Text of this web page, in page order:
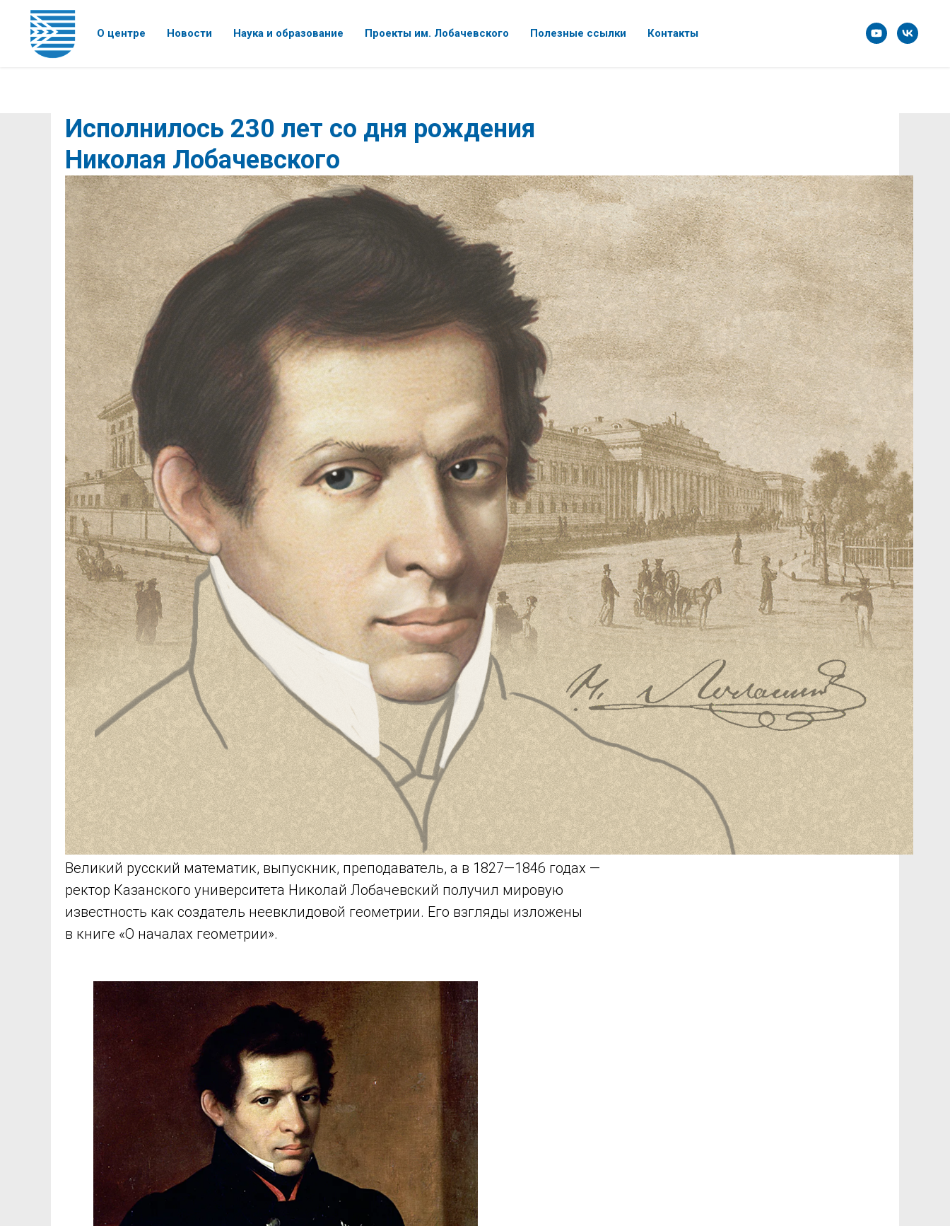
О центре Новости Наука и образование Проекты им. Лобачевского Полезные ссылки Контакты
Исполнилось 230 лет со дня рождения
Николая Лобачевского
Великий русский математик, выпускник, преподаватель, а в 1827—1846 годах —
ректор Казанского университета Николай Лобачевский получил мировую
известность как создатель неевклидовой геометрии. Его взгляды изложены
в книге «О началах геометрии».